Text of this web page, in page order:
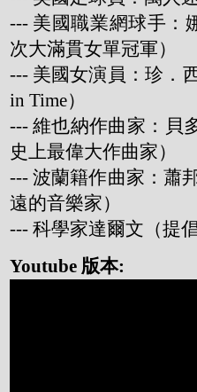
--- 美國職業網球手：
次大滿貫女單冠軍）
--- 美國女演員：珍．
in Time）
--- 維也納作曲家：貝
史上最偉大作曲家）
--- 波蘭籍作曲家：蕭
遠的音樂家）
--- 科學家達爾文（提
Youtube 版本: